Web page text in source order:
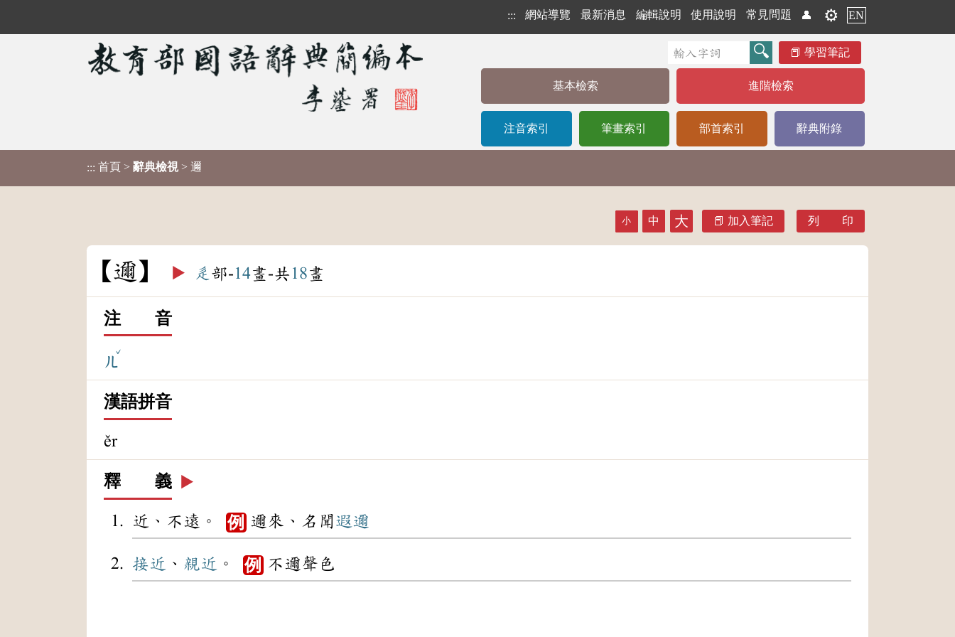
::: 網站導覽 最新消息 編輯說明 使用說明 常見問題 👤 ⚙️ EN
學習筆記
基本檢索 進階檢索
注音索引 筆畫索引 部首索引 辭典附錄
::: 首頁 > 辭典檢視 > 邇
小 中 大 加入筆記 列 印
邇 ▶️ 辵 部-14畫-共 18畫
注 音
ㄦ
ˇ
漢語拼音
ěr
釋 義 ▶️
近、不遠。 例 邇來、名聞遐邇
接近 、 親近 。 例 不邇聲色